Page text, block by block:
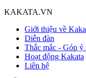
KAKATA.VN
Giới thiệu về
Diễn đàn
Thắc mắc - Góp ý
Hoạt động Kakata
Liên hệ